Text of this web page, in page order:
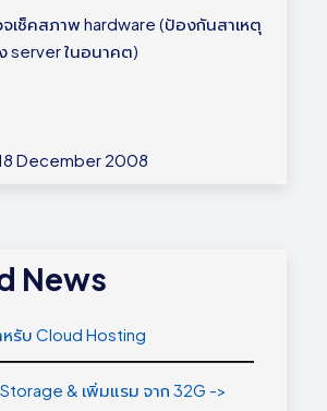
เช็คสภาพ hardware (ป้องกันสาเหตุ
server ในอนาคต)
December 2008
News
หรับ Cloud Hosting
& เพิ่มแรม จาก 32G ->